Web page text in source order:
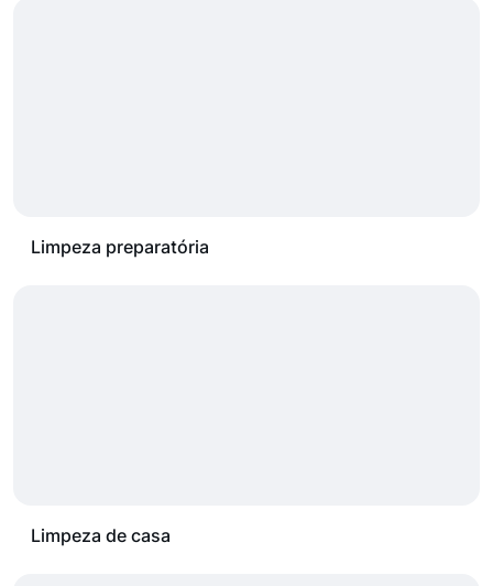
Limpeza preparatória
Limpeza de casa